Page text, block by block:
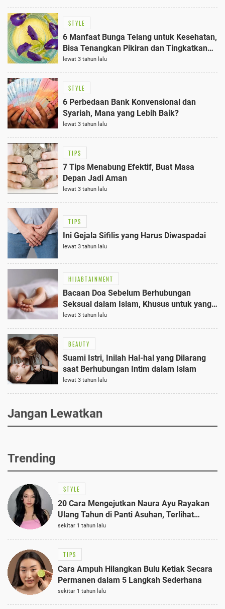
STYLE
6 Manfaat Bunga Telang untuk Kesehatan,
Bisa Tenangkan Pikiran dan Tingkatkan
Kualitas Tidur
lewat 3 tahun lalu
STYLE
6 Perbedaan Bank Konvensional dan
Syariah, Mana yang Lebih Baik?
lewat 3 tahun lalu
TIPS
7 Tips Menabung Efektif, Buat Masa
Depan Jadi Aman
lewat 3 tahun lalu
TIPS
Ini Gejala Sifilis yang Harus Diwaspadai
lewat 3 tahun lalu
HIJABTAINMENT
Bacaan Doa Sebelum Berhubungan
Seksual dalam Islam, Khusus untuk yang
Sudah Sah
lewat 3 tahun lalu
BEAUTY
Suami Istri, Inilah Hal-hal yang Dilarang
saat Berhubungan Intim dalam Islam
lewat 3 tahun lalu
Jangan Lewatkan
Trending
STYLE
20 Cara Mengejutkan Naura Ayu Rayakan
Ulang Tahun di Panti Asuhan, Terlihat
Anggun dengan Kaftan Cokelat
sekitar 1 tahun lalu
TIPS
Cara Ampuh Hilangkan Bulu Ketiak Secara
Permanen dalam 5 Langkah Sederhana
sekitar 1 tahun lalu